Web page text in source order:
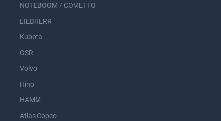
NOTEBOOM / COMETTO
LIEBHERR
Kubota
GSR
Volvo
Hino
HAMM
Atlas Copco